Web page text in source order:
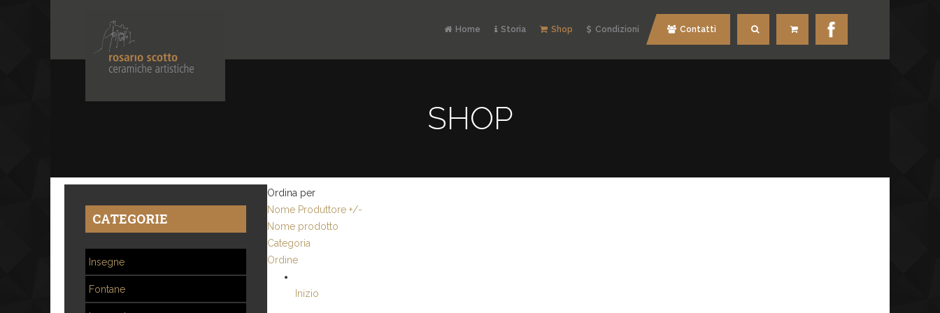
Home Storia Shop Condizioni
Contatti
SHOP
Ordina per
Nome Produttore +/-
Nome prodotto
Categoria
Ordine
Inizio
CATEGORIE
Insegne
Fontane